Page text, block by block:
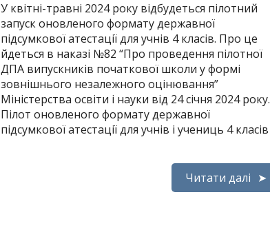
У квітні-травні 2024 року відбудеться пілотний
запуск оновленого формату державної
підсумкової атестації для учнів 4 класів. Про це
йдеться в наказі №82 “Про проведення пілотної
ДПА випускників початкової школи у формі
зовнішнього незалежного оцінювання”
Міністерства освіти і науки від 24 січня 2024 року.
Пілот оновленого формату державної
підсумкової атестації для учнів і учениць 4 класів
Читати далі